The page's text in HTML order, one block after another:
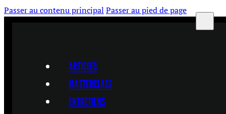
Passer au contenu principal Passer au pied de page
ARTICLES
MASTERCLASS
ENTRETIENS